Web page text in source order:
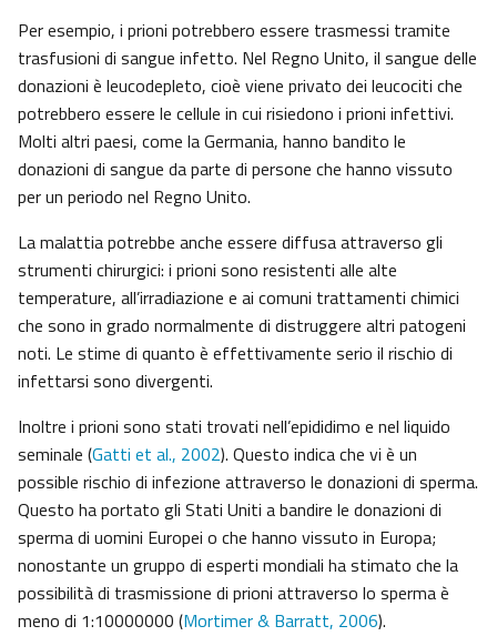
Per esempio, i prioni potrebbero essere trasmessi tramite
trasfusioni di sangue infetto. Nel Regno Unito, il sangue delle
donazioni è leucodepleto, cioè viene privato dei leucociti che
potrebbero essere le cellule in cui risiedono i prioni infettivi.
Molti altri paesi, come la Germania, hanno bandito le
donazioni di sangue da parte di persone che hanno vissuto
per un periodo nel Regno Unito.
La malattia potrebbe anche essere diffusa attraverso gli
strumenti chirurgici: i prioni sono resistenti alle alte
temperature, all’irradiazione e ai comuni trattamenti chimici
che sono in grado normalmente di distruggere altri patogeni
noti. Le stime di quanto è effettivamente serio il rischio di
infettarsi sono divergenti.
Inoltre i prioni sono stati trovati nell’epididimo e nel liquido
seminale (Gatti et al., 2002). Questo indica che vi è un
possible rischio di infezione attraverso le donazioni di sperma.
Questo ha portato gli Stati Uniti a bandire le donazioni di
sperma di uomini Europei o che hanno vissuto in Europa;
nonostante un gruppo di esperti mondiali ha stimato che la
possibilità di trasmissione di prioni attraverso lo sperma è
meno di 1:10000000 (Mortimer & Barratt, 2006).